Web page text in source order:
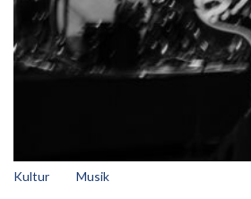
Kultur Musik